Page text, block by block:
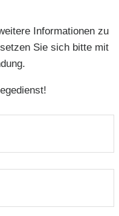
Informationen zu
Sie sich bitte mit